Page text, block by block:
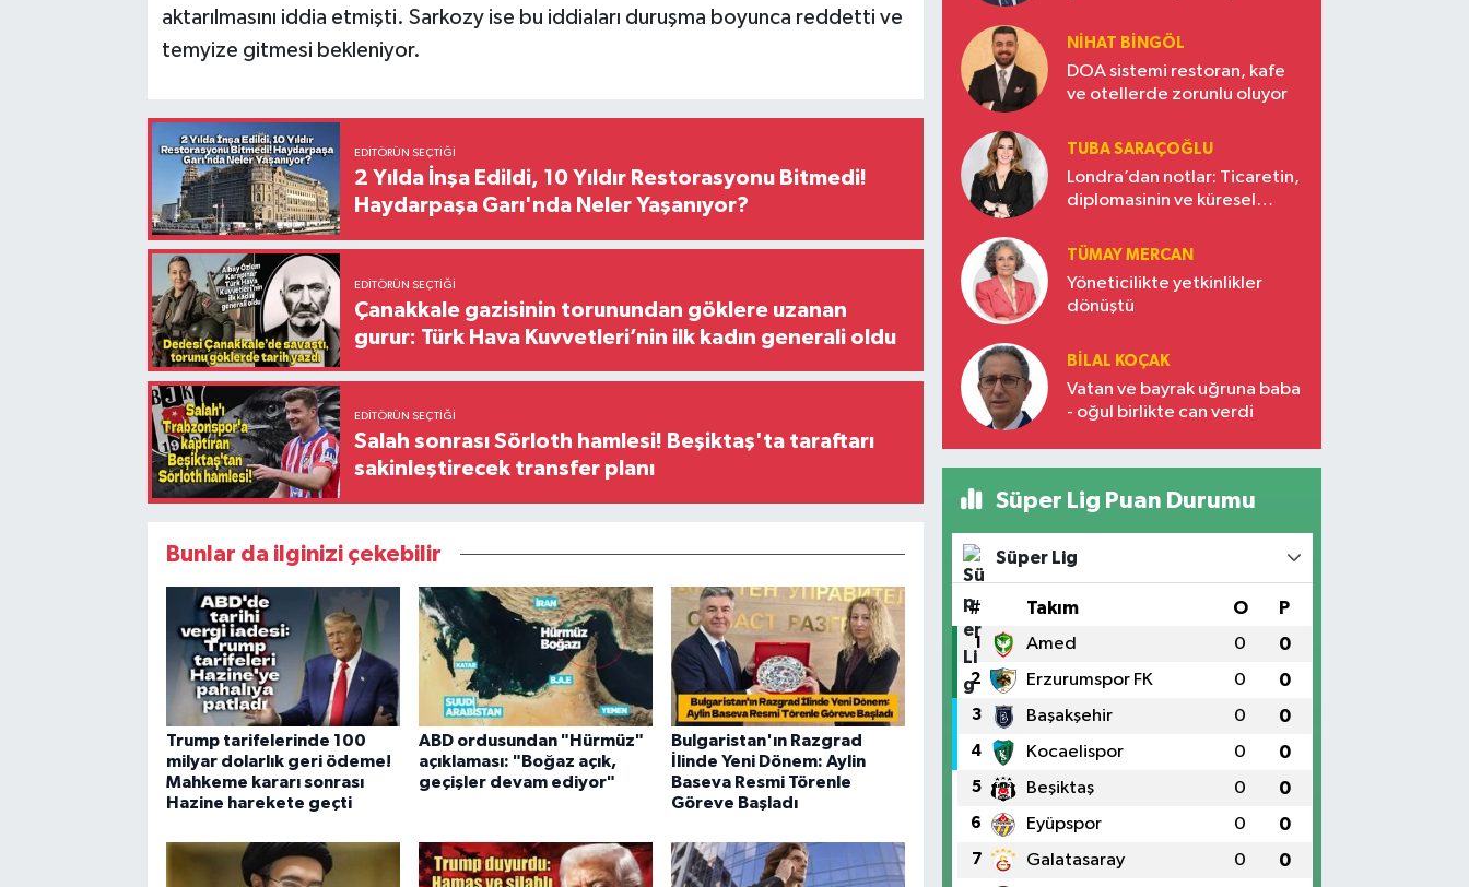
aktarılmasını iddia etmişti. Sarkozy ise bu iddiaları duruşma boyunca reddetti ve
temyize gitmesi bekleniyor.
EDITÖRÜN SEÇTIĞI
2 Yılda İnşa Edildi, 10 Yıldır Restorasyonu Bitmedi!
Haydarpaşa Garı'nda Neler Yaşanıyor?
EDITÖRÜN SEÇTIĞI
Çanakkale gazisinin torunundan göklere uzanan
gurur: Türk Hava Kuvvetleri’nin ilk kadın generali oldu
EDITÖRÜN SEÇTIĞI
Salah sonrası Sörloth hamlesi! Beşiktaş'ta taraftarı
sakinleştirecek transfer planı
Bunlar da ilginizi çekebilir
Trump tarifelerinde 100
milyar dolarlık geri ödeme!
Mahkeme kararı sonrası
Hazine harekete geçti
ABD ordusundan "Hürmüz"
açıklaması: "Boğaz açık,
geçişler devam ediyor"
Bulgaristan'ın Razgrad
İlinde Yeni Dönem: Aylin
Baseva Resmi Törenle
Göreve Başladı
NIHAT BINGÖL
DOA sistemi restoran, kafe
ve otellerde zorunlu oluyor
TUBA SARAÇOĞLU
Londra’dan notlar: Ticaretin,
diplomasinin ve küresel
Türkiye’nin yükselen gücü
TÜMAY MERCAN
Yöneticilikte yetkinlikler
dönüştü
BILAL KOÇAK
Vatan ve bayrak uğruna baba
- oğul birlikte can verdi
Süper Lig Puan Durumu
Süper Lig
# Takım O P
1 Amed 0 0
2 Erzurumspor FK 0 0
3 Başakşehir 0 0
4 Kocaelispor 0 0
5 Beşiktaş 0 0
6 Eyüpspor 0 0
7 Galatasaray 0 0